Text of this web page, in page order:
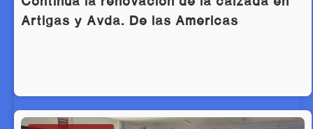
Artigas y Avda. De las Américas